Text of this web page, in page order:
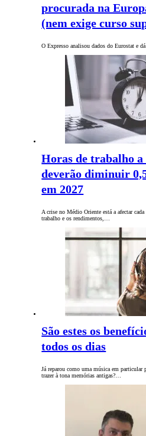
procurada na
(nem exige curso
O Expresso analisou dados do Eurostat e dá
Horas de trabalho
deverão diminuir
em 2027
A crise no Médio Oriente está a afectar
trabalho e os rendimentos,…
São estes os
todos os dias
Já reparou como uma música em particular
trazer à tona memórias antigas?…